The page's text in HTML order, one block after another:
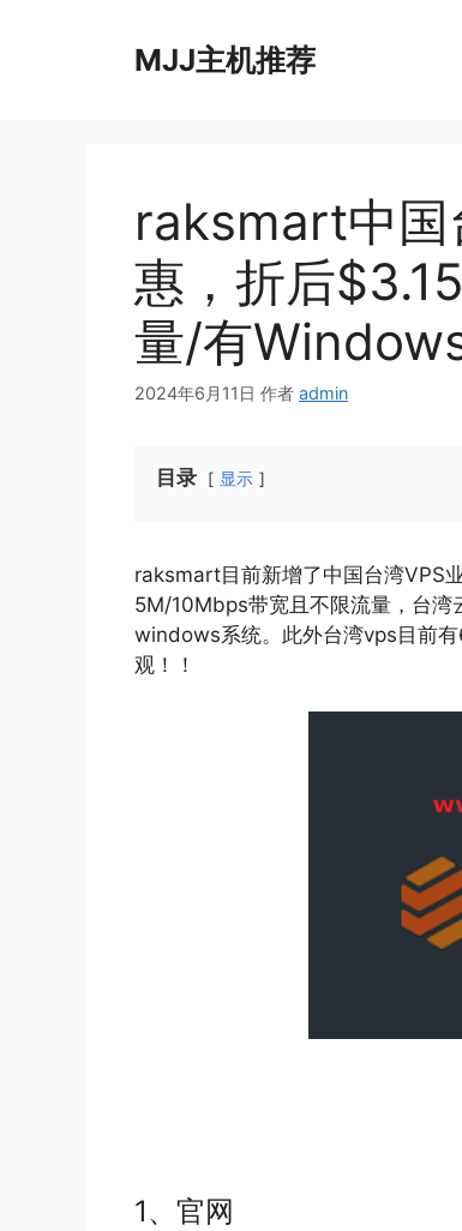
MJJ主机推荐
raksmart中国
惠，折后
量/有
2024年6月11日 作者 admin
目录 显示
raksmart目前新增了中国台湾VPS
5M/10Mbps带宽且不限流量，台
windows系统。此外台湾vps目前
观！！
1、官网